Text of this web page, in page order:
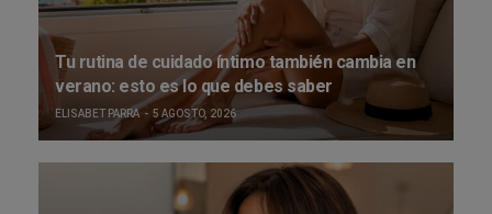
Tu rutina de cuidado íntimo también cambia en
verano: esto es lo que debes saber
ELISABET PARRA 5 AGOSTO, 2026